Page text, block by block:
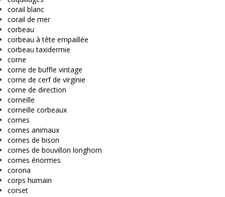
corail blanc
corail de mer
corbeau
corbeau à tête empaillée
corbeau taxidermie
corne
corne de buffle vintage
corne de cerf de virginie
corne de direction
corneille
corneille corbeaux
cornes
cornes animaux
cornes de bison
cornes de bouvillon longhorn
cornes énormes
corona
corps humain
corset